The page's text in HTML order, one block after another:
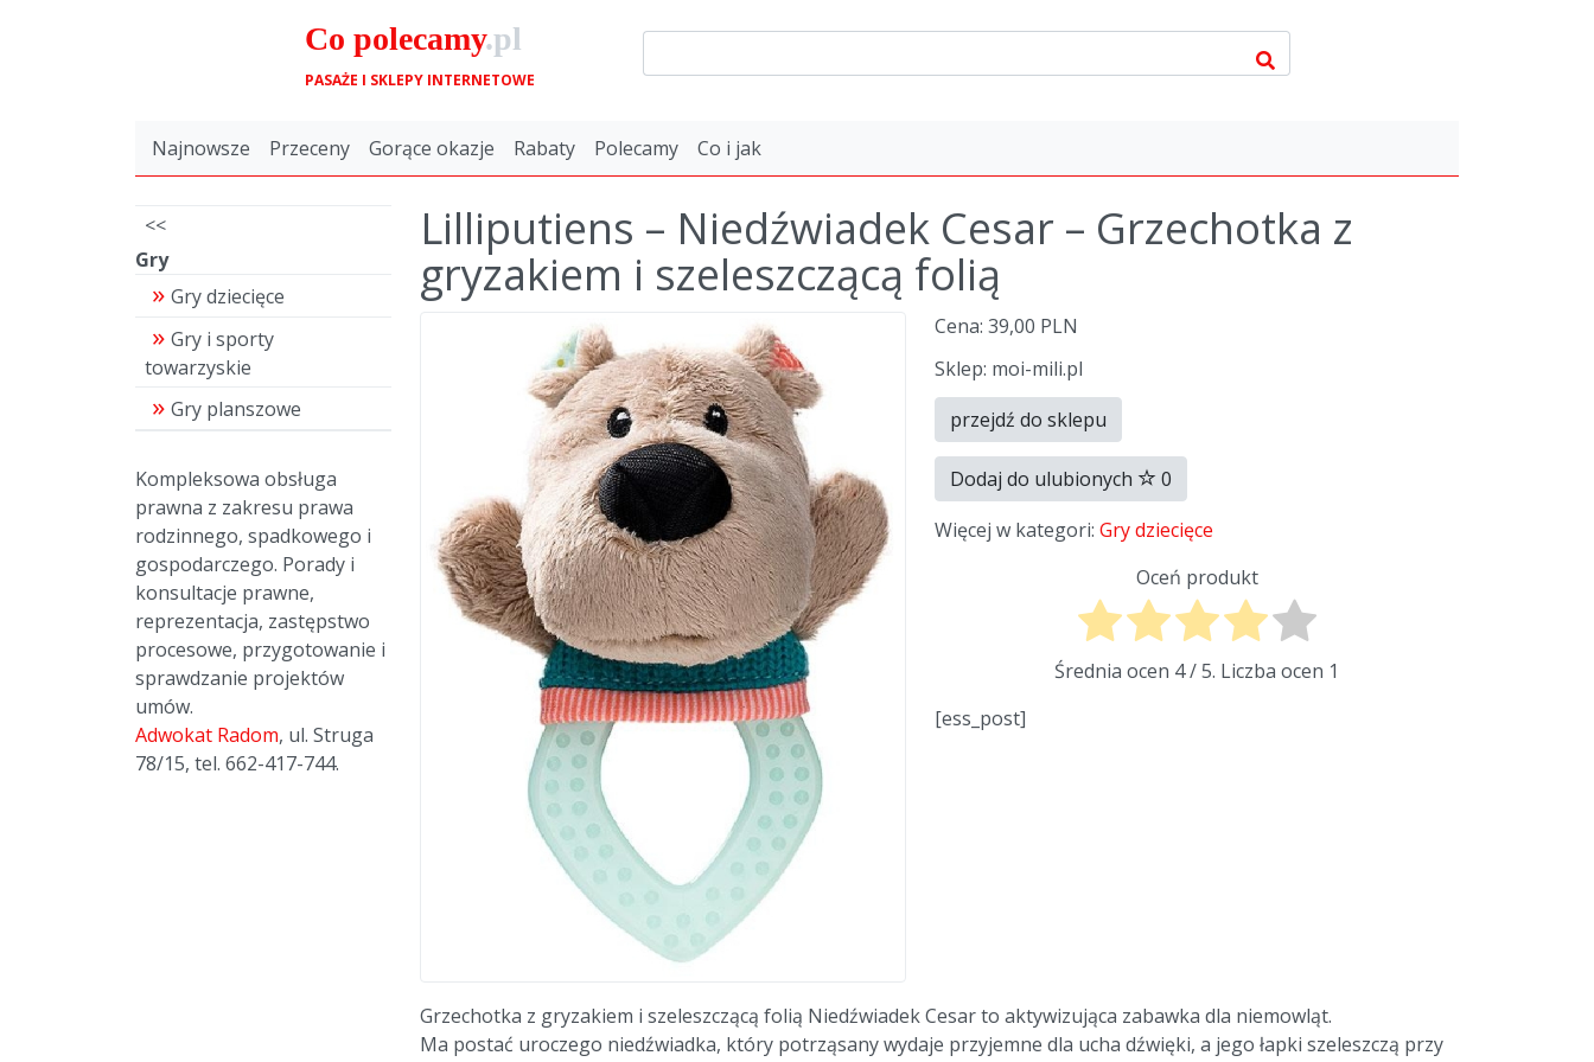
Co polecamy.pl
PASAŻE I SKLEPY INTERNETOWE
Najnowsze Przeceny Gorące okazje Rabaty Polecamy Co i jak
<<
Gry
Gry dziecięce
Gry i sporty
towarzyskie
Gry planszowe
Kompleksowa obsługa
prawna z zakresu prawa
rodzinnego, spadkowego i
gospodarczego. Porady i
konsultacje prawne,
reprezentacja, zastępstwo
procesowe, przygotowanie i
sprawdzanie projektów
umów.
Adwokat Radom, ul. Struga
78/15, tel. 662-417-744.
Lilliputiens – Niedźwiadek Cesar – Grzechotka z
gryzakiem i szeleszczącą folią
Cena: 39,00 PLN
Sklep: moi-mili.pl
przejdź do sklepu
Dodaj do ulubionych
0
Więcej w kategori: Gry dziecięce
Oceń produkt
Średnia ocen 4/ 5. Liczba ocen 1
[ess_post]
Grzechotka z gryzakiem i szeleszczącą folią Niedźwiadek Cesar to aktywizująca zabawka dla niemowląt.
Ma postać uroczego niedźwiadka, który potrząsany wydaje przyjemne dla ucha dźwięki, a jego łapki szeleszczą przy